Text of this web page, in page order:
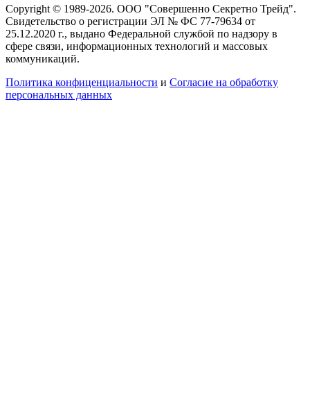
Copyright © 1989-2026. ООО "Совершенно Секретно Трейд".
Свидетельство о регистрации ЭЛ № ФС 77-79634 от
25.12.2020 г., выдано Федеральной службой по надзору в
сфере связи, информационных технологий и массовых
коммуникаций.
Политика конфиценциальности и Согласие на обработку
персональных данных